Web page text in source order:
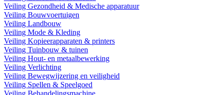
Veiling Gezondheid & Medische apparatuur
Veiling Bouwvoertuigen
Veiling Landbouw
Veiling Mode & Kleding
Veiling Kopieerapparaten & printers
Veiling Tuinbouw & tuinen
Veiling Hout- en metaalbewerking
Veiling Verlichting
Veiling Bewegwijzering en veiligheid
Veiling Spellen & Speelgoed
Veiling Behandelingsmachine